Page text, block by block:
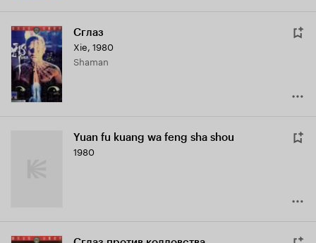
Сглаз
Xie, 1980
Shaman
Yuan fu kuang wa feng sha shou
1980